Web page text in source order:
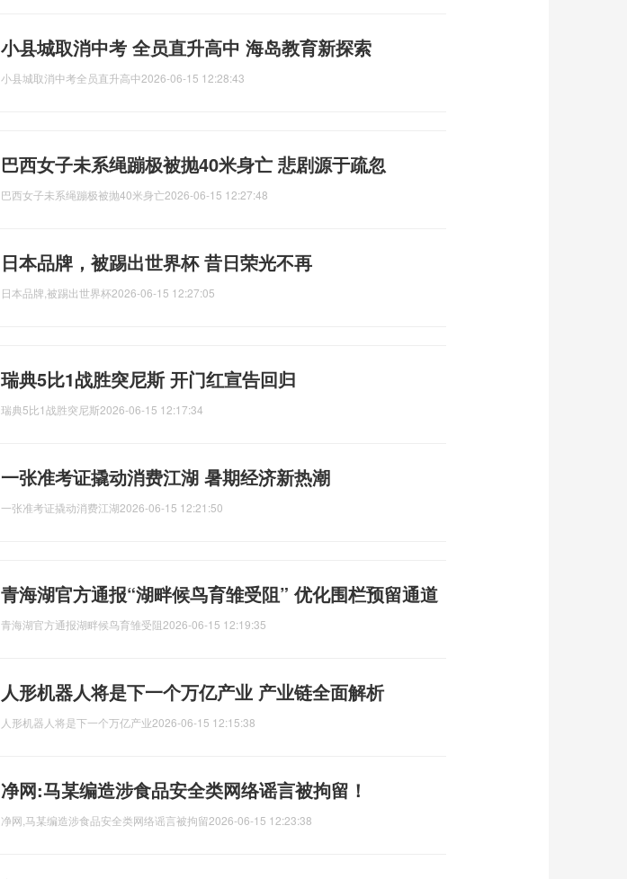
小县城取消中考 全员直升高中 海岛教育新探索
小县城取消中考全员直升高中2026-06-15 12:28:43
巴西女子未系绳蹦极被抛40米身亡 悲剧源于疏忽
巴西女子未系绳蹦极被抛40米身亡2026-06-15 12:27:48
日本品牌，被踢出世界杯 昔日荣光不再
日本品牌,被踢出世界杯2026-06-15 12:27:05
瑞典5比1战胜突尼斯 开门红宣告回归
瑞典5比1战胜突尼斯2026-06-15 12:17:34
一张准考证撬动消费江湖 暑期经济新热潮
一张准考证撬动消费江湖2026-06-15 12:21:50
青海湖官方通报“湖畔候鸟育雏受阻” 优化围栏预留通道
青海湖官方通报湖畔候鸟育雏受阻2026-06-15 12:19:35
人形机器人将是下一个万亿产业 产业链全面解析
人形机器人将是下一个万亿产业2026-06-15 12:15:38
净网:马某编造涉食品安全类网络谣言被拘留！
净网,马某编造涉食品安全类网络谣言被拘留2026-06-15 12:23:38